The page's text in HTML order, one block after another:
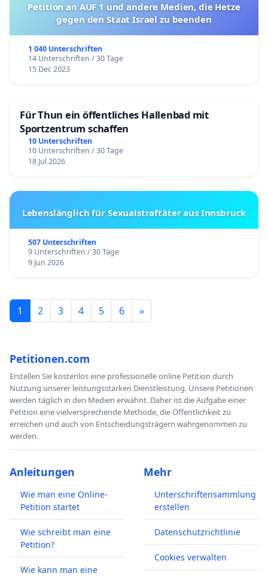
Petition an AUF 1 und andere Medien, die Hetze
gegen den Staat Israel zu beenden
1 040 Unterschriften
14 Unterschriften / 30 Tage
15 Dec 2023
Für Thun ein öffentliches Hallenbad mit
Sportzentrum schaffen
10 Unterschriften
10 Unterschriften / 30 Tage
18 Jul 2026
Lebenslänglich für Sexualstraftäter aus Innsbruck
507 Unterschriften
9 Unterschriften / 30 Tage
9 Jun 2026
1 2 3 4 5 6 »
Petitionen.com
Erstellen Sie kostenlos eine professionelle online Petition durch
Nutzung unserer leistungsstarken Dienstleistung. Unsere Petitionen
werden täglich in den Medien erwähnt. Daher ist die Aufgabe einer
Petition eine vielversprechende Methode, die Öffentlichkeit zu
erreichen und auch von Entscheidungsträgern wahrgenommen zu
werden.
Anleitungen
Wie man eine Online-
Petition startet
Wie schreibt man eine
Petition?
Wie kann man eine
Mehr
Unterschriftensammlung
erstellen
Datenschutzrichtlinie
Cookies verwalten